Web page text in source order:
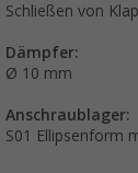
Schließen von
Dämpfer:
Ø 10 mm
Anschraublager:
S01 Ellipsenform